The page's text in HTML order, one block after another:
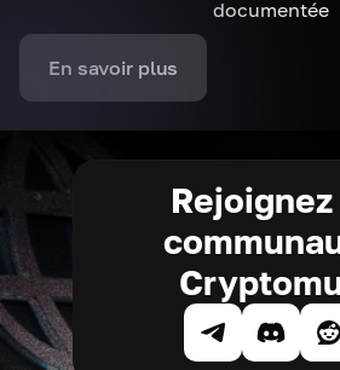
documentée
En savoir plus